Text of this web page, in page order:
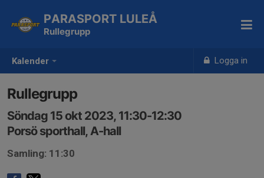
Kalender Logga in
PARASPORT LULEÅ
Rullegrupp
Rullegrupp
Söndag 15 okt 2023, 11:30-12:30
Porsö sporthall, A-hall
Samling: 11:30